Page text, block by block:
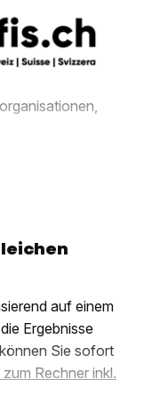
auf einem
Ergebnisse
Sie sofort
Rechner inkl.